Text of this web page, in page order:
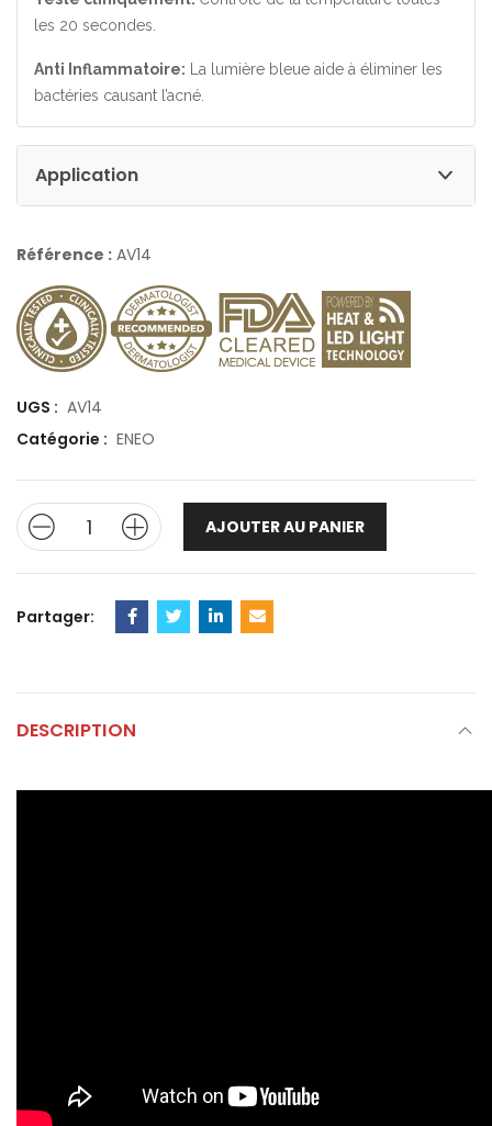
les 20 secondes.
Anti Inflammatoire: La lumière bleue aide à éliminer les
bactéries causant l’acné.
Application
Référence : AV14
UGS : AV14
Catégorie : ENEO
AJOUTER AU PANIER
Partager:
DESCRIPTION